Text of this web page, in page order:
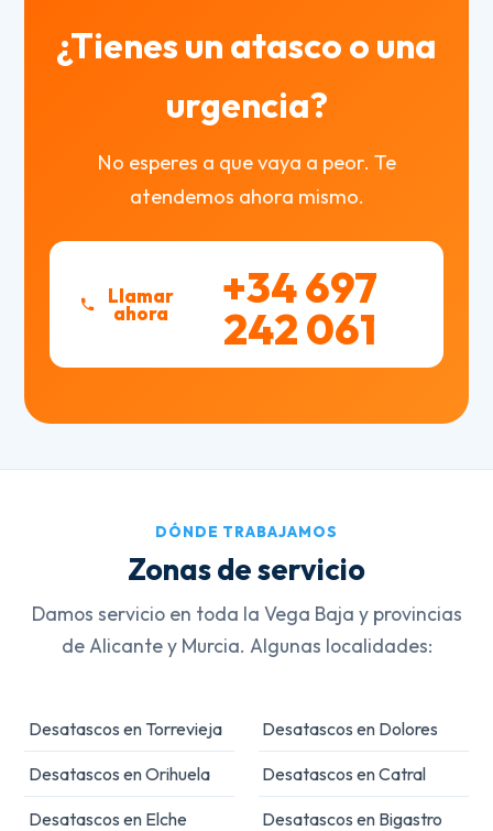
¿Tienes un atasco o una
urgencia?
No esperes a que vaya a peor. Te
atendemos ahora mismo.
Llamar
ahora +34 697
242 061
DÓNDE TRABAJAMOS
Zonas de servicio
Damos servicio en toda la Vega Baja y provincias
de Alicante y Murcia. Algunas localidades:
Desatascos en Torrevieja
Desatascos en Orihuela
Desatascos en Elche
Desatascos en Dolores
Desatascos en Catral
Desatascos en Bigastro